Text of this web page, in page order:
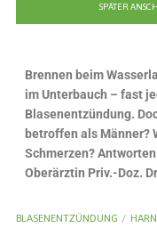
SPÄTER
Brennen beim
im Unterbauch – fast
Blasenentzündung.
betroffen als Männer?
Schmerzen?
Oberärztin Priv.-Doz.
BLASENENTZÜNDUNG